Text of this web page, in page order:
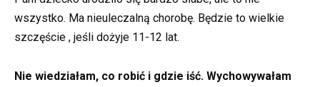
wszystko. Ma nieuleczalną chorobę. Będzie to wielkie
szczęście , jeśli dożyje 11-12 lat.
Nie wiedziałam, co robić i gdzie iść. Wychowywałam